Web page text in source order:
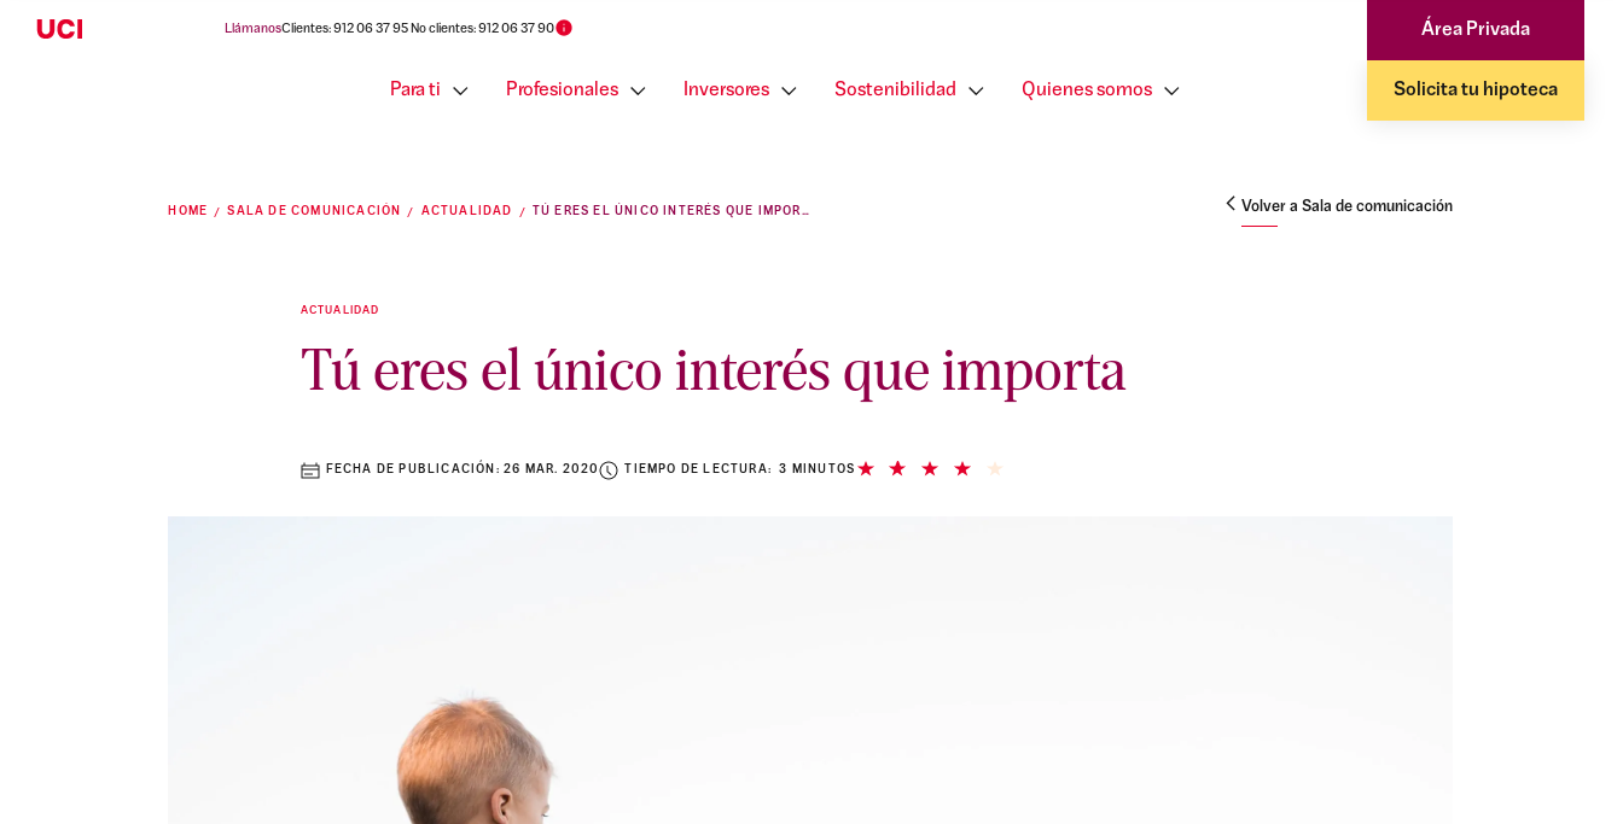
LlámanosClientes: 912 06 37 95 No clientes: 912 06 37 90 Área Privada
Para ti Profesionales Inversores Sostenibilidad Quienes somos Solicita tu hipoteca
HOME SALA DE COMUNICACIÓN ACTUALIDAD TÚ ERES EL ÚNICO INTERÉS QUE IMPORTA Volver a Sala de comunicación
ACTUALIDAD
Tú eres el único interés que importa
FECHA DE PUBLICACIÓN:26 MAR. 2020 TIEMPO DE LECTURA: 3 MINUTOS